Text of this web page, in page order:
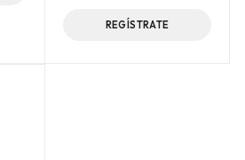
REGÍSTRATE